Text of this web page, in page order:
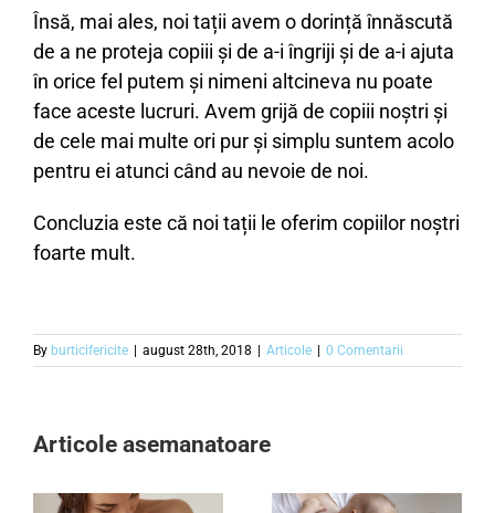
Însă, mai ales, noi tații avem o dorință înnăscută
de a ne proteja copiii și de a-i îngriji și de a-i ajuta
în orice fel putem și nimeni altcineva nu poate
face aceste lucruri. Avem grijă de copiii noștri și
de cele mai multe ori pur și simplu suntem acolo
pentru ei atunci când au nevoie de noi.
Concluzia este că noi tații le oferim copiilor noștri
foarte mult.
By burticifericite | august 28th, 2018 | Articole | 0 Comentarii
Articole asemanatoare